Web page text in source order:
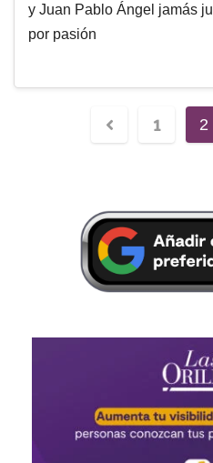
y Juan Pablo Ángel jamás
por pasión
1 2